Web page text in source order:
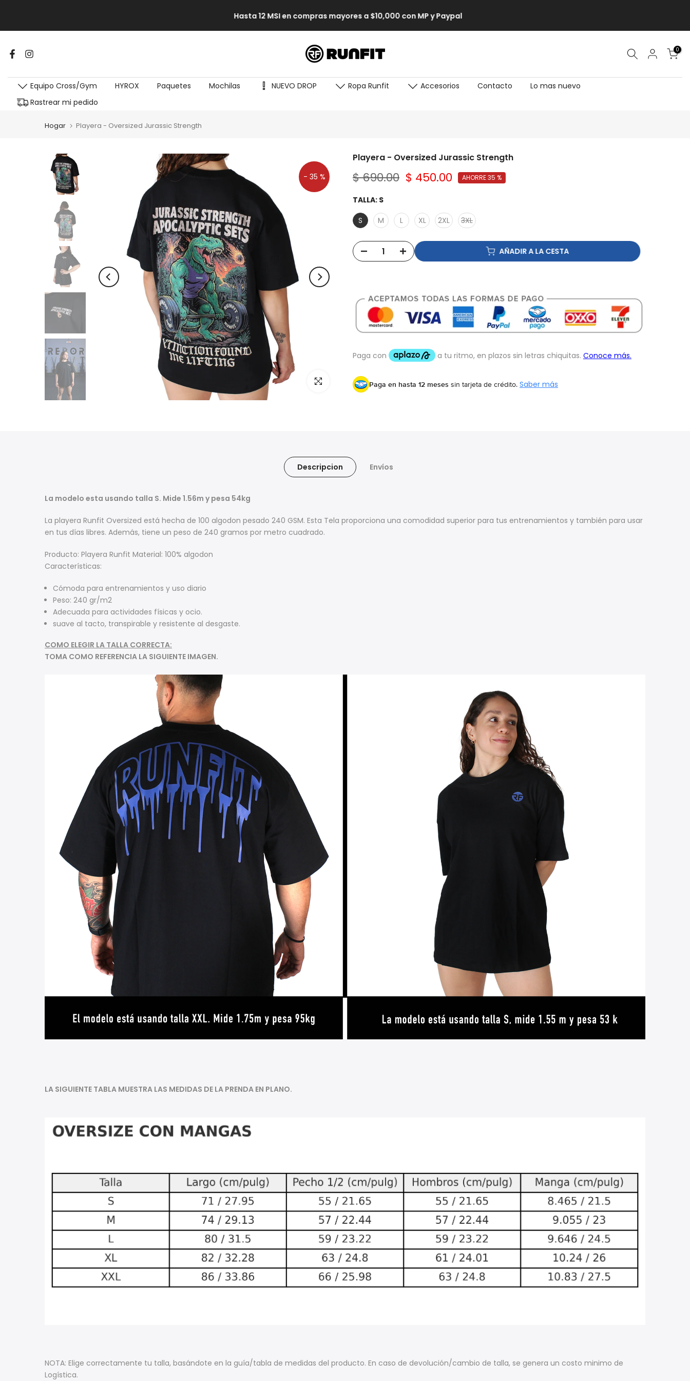
Hasta 12 MSI en compras mayores a $10,000 con MP y Paypal
0
Equipo Cross/Gym HYROX Paquetes Mochilas NUEVO DROP Ropa Runfit Accesorios Contacto
Lo mas nuevo
Rastrear mi pedido
Hogar Playera - Oversized Jurassic Strength
- 35 %
Click para agrandar
Playera - Oversized Jurassic Strength
$ 690.00 $ 450.00 AHORRE 35 %
TALLA: S
S
M L XL 2XL 3XL
AÑADIR A LA CESTA
Paga en hasta 12 meses sin tarjeta de crédito. Saber más
Descripcion Envíos
La modelo esta usando talla S. Mide 1.56m y pesa 54kg
La playera Runfit Oversized está hecha de 100 algodon pesado 240 GSM. Esta Tela proporciona una comodidad superior para tus entrenamientos y también para usar
en tus días libres. Además, tiene un peso de 240 gramos por metro cuadrado.
Producto: Playera Runfit Material: 100% algodon
Características:
Cómoda para entrenamientos y uso diario
Peso: 240 gr/m2
Adecuada para actividades físicas y ocio.
suave al tacto, transpirable y resistente al desgaste.
COMO ELEGIR LA TALLA CORRECTA:
TOMA COMO REFERENCIA LA SIGUIENTE IMAGEN.
LA SIGUIENTE TABLA MUESTRA LAS MEDIDAS DE LA PRENDA EN PLANO.
NOTA: Elige correctamente tu talla, basándote en la guía/tabla de medidas del producto. En caso de devolución/cambio de talla, se genera un costo minimo de
Logística.